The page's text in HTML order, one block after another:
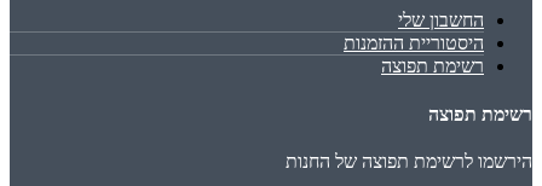
החשבון שלי
היסטוריית ההזמנות
רשימת תפוצה
רשימת תפוצה
הירשמו לרשימת תפוצה של החנות